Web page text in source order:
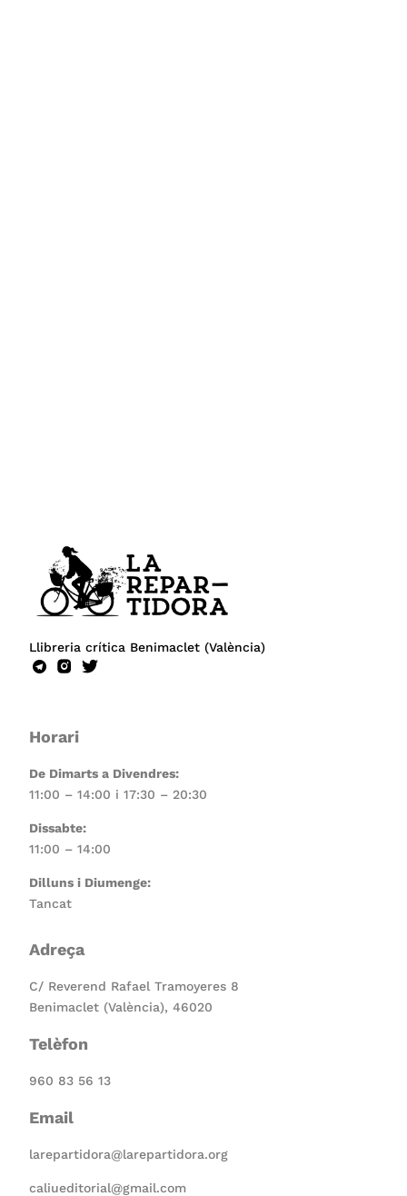
Llibreria crítica Benimaclet (València)
Horari
De Dimarts a Divendres:
11:00 – 14:00 i 17:30 – 20:30
Dissabte:
11:00 – 14:00
Dilluns i Diumenge:
Tancat
Adreça
C/ Reverend Rafael Tramoyeres 8
Benimaclet (València), 46020
Telèfon
960 83 56 13
Email
larepartidora@larepartidora.org
caliueditorial@gmail.com